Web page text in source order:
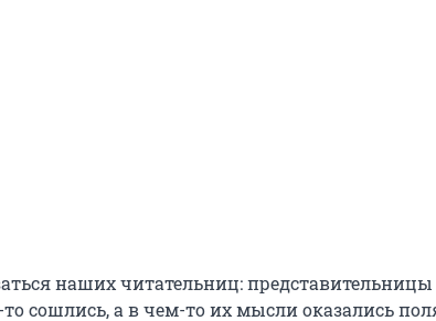
наших читательниц: представительницы
сошлись, а в чем-то их мысли оказались